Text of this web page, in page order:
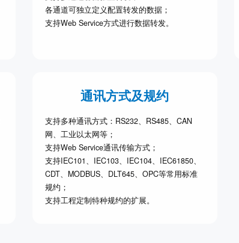
各通道可独立定义配置转发的数据；
支持Web Service方式进行数据转发。
通讯方式及规约
支持多种通讯方式：RS232、RS485、CAN
网、工业以太网等；
支持Web Service通讯传输方式；
支持IEC101、IEC103、IEC104、IEC61850、
CDT、MODBUS、DLT645、OPC等常用标准
规约；
支持工程定制特种规约的扩展。